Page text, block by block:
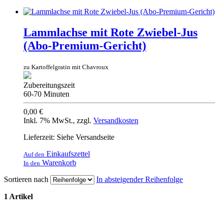
Lammlachse mit Rote Zwiebel-Jus
(Abo-Premium-Gericht)
zu Kartoffelgratin mit Chavroux
Zubereitungszeit
60-70 Minuten
0,00 €
Inkl. 7% MwSt., zzgl. Versandkosten
Lieferzeit: Siehe Versandseite
Auf den Einkaufszettel
In den Warenkorb
Sortieren nach
In absteigender Reihenfolge
1 Artikel